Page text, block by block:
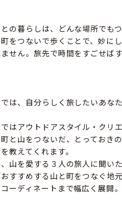
の暮らしは、どんな場所でも
をつないで歩くことで、妙に
せん。旅先で時間をすごせば
は、自分らしく旅したいあな
はアウトドアスタイル・クリ
と山をつないだ、とっておき
教えてくれます。
山を愛する３人の旅人に聞い
すすめする山と町をつなぐ地
ーディネートまで幅広く展開。